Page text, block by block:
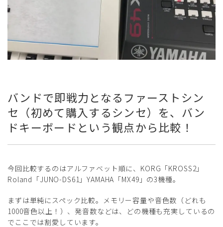
バンドで即戦力となるファーストシン
セ（初めて購入するシンセ）を、バン
ドキーボードという観点から比較！
今回比較するのはアルファベット順に、KORG「KROSS2」
Roland「JUNO-DS61」YAMAHA「MX49」の3機種。
まずは単純にスペック比較。メモリー容量や音色数（どれも
1000音色以上！）、発音数などは、どの機種も充実しているの
でここでは割愛しています。